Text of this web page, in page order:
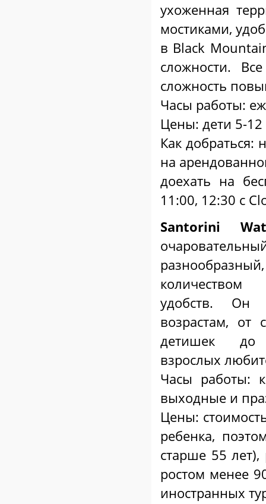
ухоженная
мостиками,
в Black
сложности.
сложность
Часы работы:
Цены: дети 5-12
Как добраться:
на
доехать на
11:00, 12:30 c
Santorini
удобств. Он
возрастам, от
детишек
взрослых
Часы работы:
выходные и
Цены:
ребенка,
старше 55
ростом менее
иностранных